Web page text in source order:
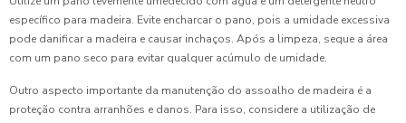
específico para madeira. Evite encharcar o pano, pois a umidade excessiva
pode danificar a madeira e causar inchaços. Após a limpeza, seque a área
com um pano seco para evitar qualquer acúmulo de umidade.
Outro aspecto importante da manutenção do assoalho de madeira é a
proteção contra arranhões e danos. Para isso, considere a utilização de